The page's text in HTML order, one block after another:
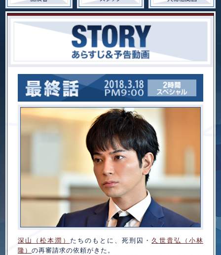
深山（松本潤） たちのもとに、死刑囚・ 久世貴弘（小林
隆）の再審請求の依頼がきた。